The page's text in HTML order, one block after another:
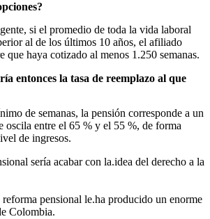
si el promedio de toda la vida laboral
al de los últimos 10 años, el afiliado
que haya cotizado al menos 1.250 semanas.
entonces la tasa de reemplazo al que
de semanas, la pensión corresponde a un
oscila entre el 65 % y el 55 %, de forma
de ingresos.
sería acabar con la.idea del derecho a la
pensional le.ha producido un enorme
Colombia.